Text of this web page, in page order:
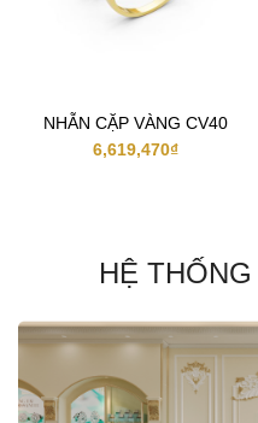
NHẪN CẶP VÀNG CV40
6,619,470₫
HỆ